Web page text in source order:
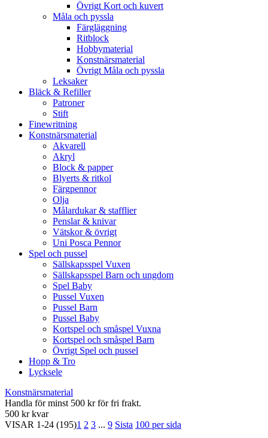
Övrigt Kort och kuvert
Måla och pyssla
Färgläggning
Ritblock
Hobbymaterial
Konstnärsmaterial
Övrigt Måla och pyssla
Leksaker
Bläck & Refiller
Patroner
Stift
Finewritning
Konstnärsmaterial
Akvarell
Akryl
Block & papper
Blyerts & ritkol
Färgpennor
Olja
Målardukar & stafflier
Penslar & knivar
Vätskor & övrigt
Uni Posca Pennor
Spel och pussel
Sällskapsspel Vuxen
Sällskapsspel Barn och ungdom
Spel Baby
Pussel Vuxen
Pussel Barn
Pussel Baby
Kortspel och småspel Vuxna
Kortspel och småspel Barn
Övrigt Spel och pussel
Hopp & Tro
Lycksele
Konstnärsmaterial
Handla för minst 500 kr för fri frakt.
500 kr kvar
VISAR 1-24 (195)1 2 3 ... 9 Sista 100 per sida